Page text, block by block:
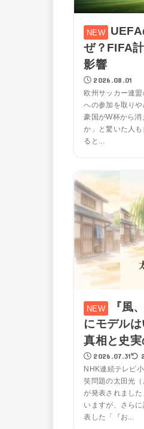
ぜ？FIFA
影響
2026.08.01
欧州サッカー連
への参加を取り
豪国がW杯から
か」と驚いた人
ると...
『風
にモデル
真相と史実
2026.07.31
NHK連続テレビ
笑問題の太田光
が発表されまし
いますが、さら
表した「『お...